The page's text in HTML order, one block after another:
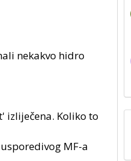
nekakvo hidro
izliječena. Koliko to
MF-a